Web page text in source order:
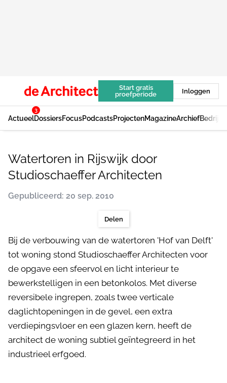
Start gratis
proefperiode
Inloggen
Actueel
3
DossiersFocusPodcastsProjectenMagazineArchief
Watertoren in Rijswijk door
Studioschaeffer Architecten
Gepubliceerd: 20 sep. 2010
Delen
Bij de verbouwing van de watertoren 'Hof van Delft'
tot woning stond Studioschaeffer Architecten voor
de opgave een sfeervol en licht interieur te
bewerkstelligen in een betonkolos. Met diverse
reversibele ingrepen, zoals twee verticale
daglichtopeningen in de gevel, een extra
verdiepingsvloer en een glazen kern, heeft de
architect de woning subtiel geïntegreerd in het
industrieel erfgoed.